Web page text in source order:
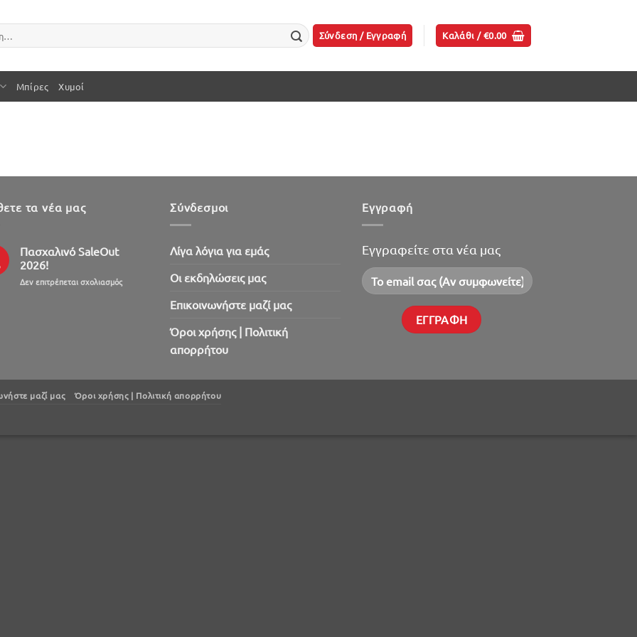
Σύνδεση / Εγγραφή Καλάθι /€0.00
Μπίρες Χυμοί
τα νέα μας
Πασχαλινό SaleOut
2026!
Δεν επιτρέπεται σχολιασμόςστο
Σύνδεσμοι
Λίγα λόγια για εμάς
Oι εκδηλώσεις μας
Επικοινωνήστε μαζί μας
Όροι χρήσης | Πολιτική
απορρήτου
Εγγραφή
Εγγραφείτε στα νέα μας
μαζί μας Όροι χρήσης | Πολιτική απορρήτου